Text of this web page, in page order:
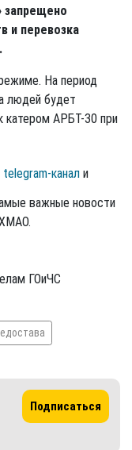
и перевозка
На период
людей будет
катером АРБТ-30 при
telegram-канал и
важные новости
ХМАО.
ГОиЧС
Подписаться